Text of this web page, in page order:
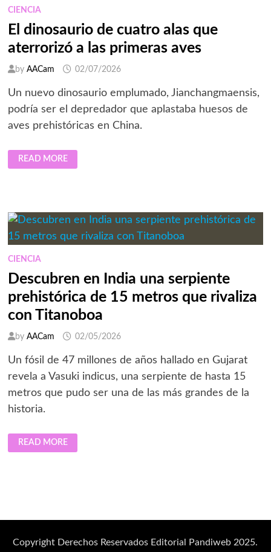
CIENCIA
El dinosaurio de cuatro alas que
aterrorizó a las primeras aves
by AACam 02/07/2026
Un nuevo dinosaurio emplumado, Jianchangmaensis,
podría ser el depredador que aplastaba huesos de
aves prehistóricas en China.
EL
DINOSAURIO
DE
A
LAS
PRIMERAS
AVES
READ MORE
CIENCIA
Descubren en India una serpiente
prehistórica de 15 metros que rivaliza
con Titanoboa
by AACam 02/05/2026
Un fósil de 47 millones de años hallado en Gujarat
revela a Vasuki indicus, una serpiente de hasta 15
metros que pudo ser una de las más grandes de la
historia.
DESCUBREN
EN
INDIA
RIVALIZA
TITANOBOA
READ MORE
Copyright Derechos Reservados Editorial Pandiweb 2025.